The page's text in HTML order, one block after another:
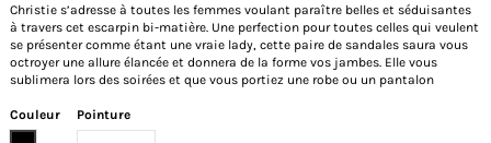
Christie s’adresse à toutes les femmes voulant paraître belles et séduisantes
à travers cet escarpin bi-matière. Une perfection pour toutes celles qui veulent
se présenter comme étant une vraie lady, cette paire de sandales saura vous
octroyer une allure élancée et donnera de la forme vos jambes. Elle vous
sublimera lors des soirées et que vous portiez une robe ou un pantalon
Couleur
Pointure